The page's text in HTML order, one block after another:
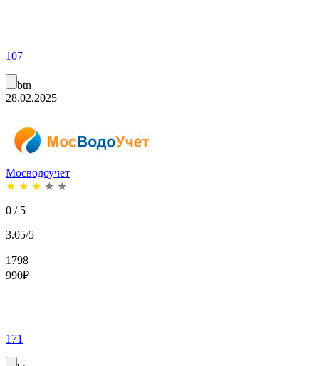
107
btn
28.02.2025
Мосводоучет
★ ★ ★ ★ ★
0 / 5
3.05/5
1798
990₽
171